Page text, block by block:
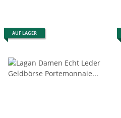
AUF LAGER